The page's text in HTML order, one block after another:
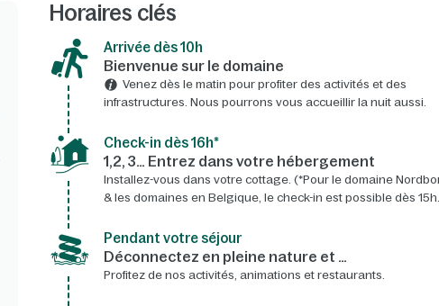
Horaires clés
Arrivée dès 10h​
Bienvenue sur le domaine​
Venez dès le matin pour profiter des activités et des
infrastructures. Nous pourrons vous accueillir la nuit aussi.
Check-in dès 16h*​
1,2, 3… Entrez dans votre hébergement
Installez-vous dans votre cottage. (*Pour le domaine
& les domaines en Belgique, le check-in est possible dès
Pendant votre séjour
Déconnectez en pleine nature et …
Profitez de nos activités, animations et restaurants.